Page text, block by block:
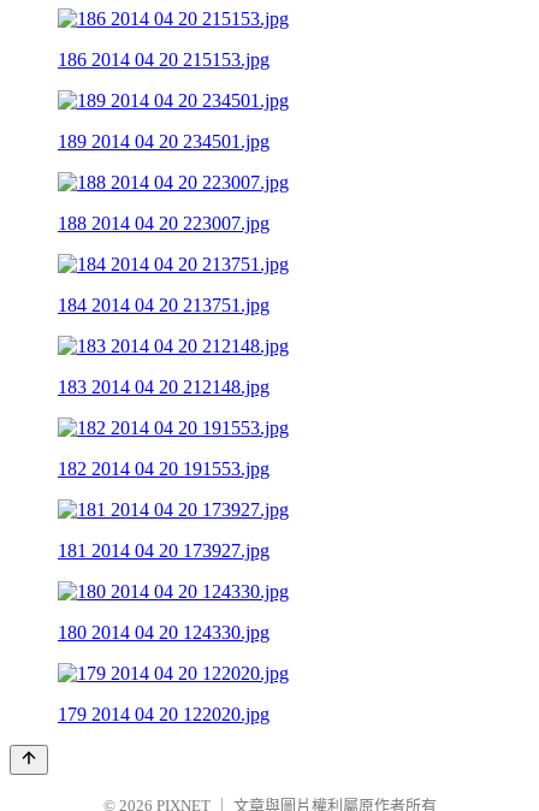
186 2014 04 20 215153.jpg
189 2014 04 20 234501.jpg
188 2014 04 20 223007.jpg
184 2014 04 20 213751.jpg
183 2014 04 20 212148.jpg
182 2014 04 20 191553.jpg
181 2014 04 20 173927.jpg
180 2014 04 20 124330.jpg
179 2014 04 20 122020.jpg
© 2026 PIXNET 文章與圖片權利屬原作者所有